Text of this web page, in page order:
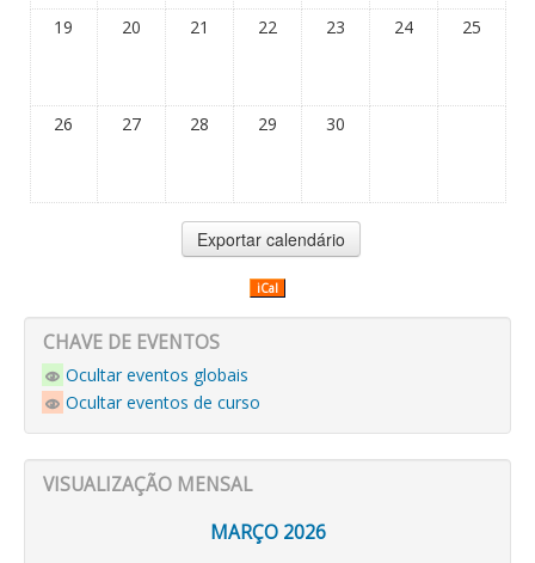
19 20 21 22 23 24 25
26 27 28 29 30
iCal
CHAVE DE EVENTOS
Ocultar eventos globais
Ocultar eventos de curso
VISUALIZAÇÃO MENSAL
MARÇO 2026